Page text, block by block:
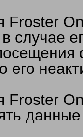
Froster
случае
его
Froster